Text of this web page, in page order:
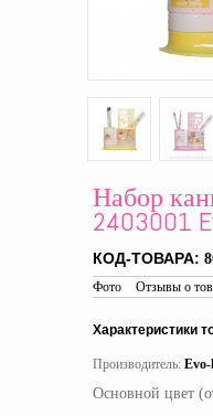
Набор
2403001
КОД-ТОВАРА:
Фото Отзывы о
Характеристики
Производитель:
Основной цвет